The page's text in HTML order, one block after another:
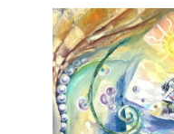
"Сказки Андерсена"